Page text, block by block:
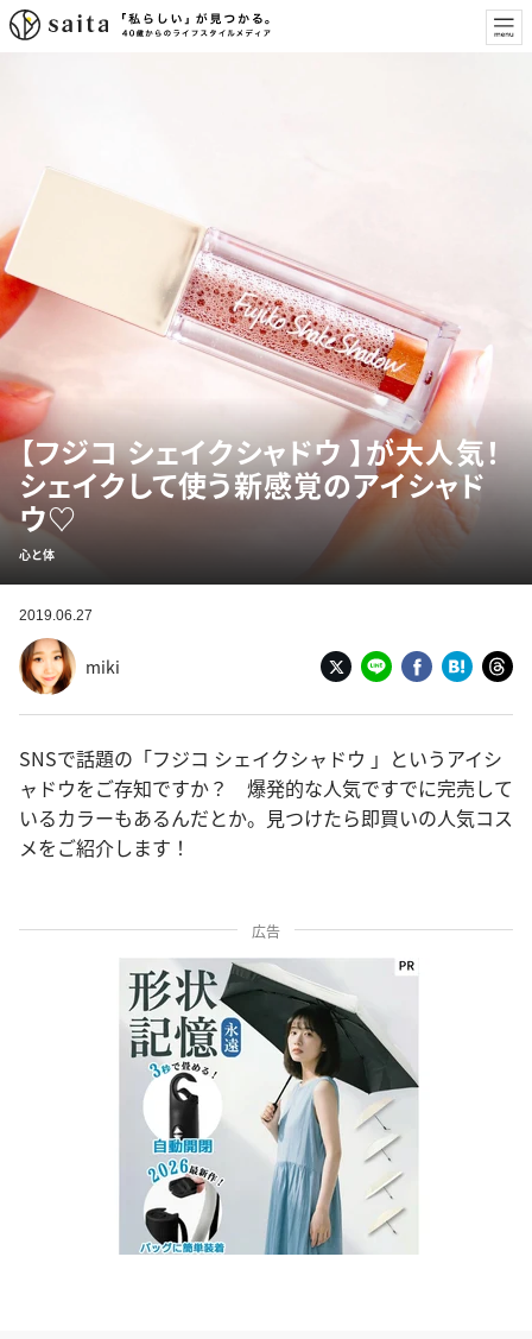
【フジコ シェイクシャドウ 】が大人気！
シェイクして使う新感覚のアイシャド
ウ♡
心と体
2019.06.27
miki
SNSで話題の「フジコ シェイクシャドウ 」というアイシ
ャドウをご存知ですか？ 爆発的な人気ですでに完売して
いるカラーもあるんだとか。見つけたら即買いの人気コス
メをご紹介します！
広告